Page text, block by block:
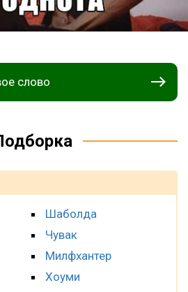
слово
Шаболда
Чувак
Милфхантер
Хоуми